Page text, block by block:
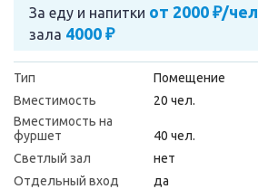
За еду и напитки от 2000 ₽/чел
зала 4000 ₽
Тип
Помещение
Вместимость
20 чел.
Вместимость на
фуршет
40 чел.
Светлый зал
нет
Отдельный вход
да